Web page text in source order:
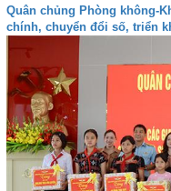
Quân chủng Phòng không-
chính, chuyển đổi số, triển